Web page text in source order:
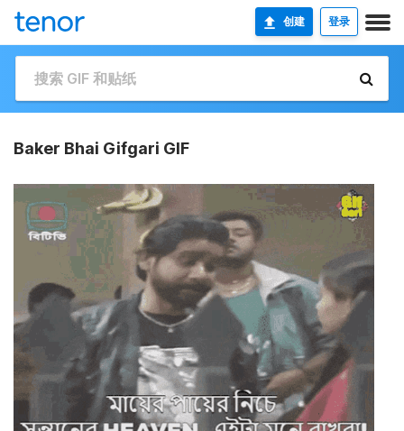
创建 登录
Baker Bhai Gifgari GIF